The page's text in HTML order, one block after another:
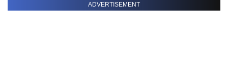
ADVERTISEMENT